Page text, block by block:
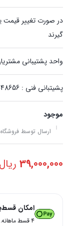
در صورت تغییر قیمت
گیرند
واحد پشتیبانی مشتریان : 05135092816 -
پشیتبانی فنی : 09058048656
موجود
ارسال توسط فروشگاه
39,000,000 ریال
امکان
۴ قسط ماهانه. بدون سود، چک و ضامن.